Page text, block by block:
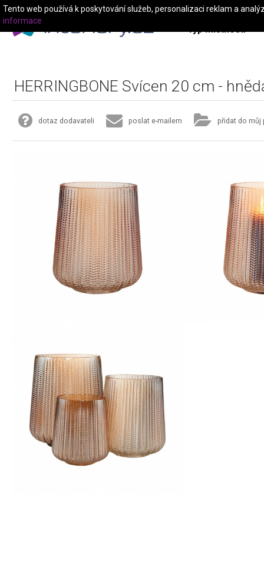
Typ místnosti
HERRINGBONE Svícen 20 cm -
dotaz dodavateli poslat e-mailem přidat do můj
Tento web používá k poskytování služeb, personalizaci reklam a
informace